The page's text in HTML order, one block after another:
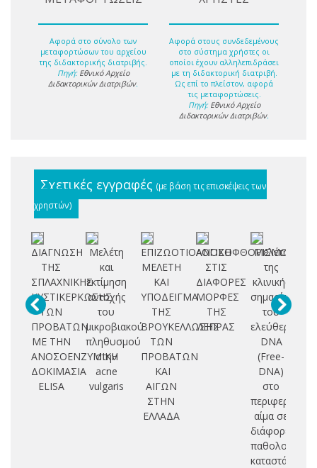
Αφορά στο σύνολο των
μεταφορτώσων του αρχείου
της διδακτορικής διατριβής.
Πηγή: Εθνικό Αρχείο
Διδακτορικών Διατριβών.
Αφορά στους συνδεδεμένους
στο σύστημα χρήστες οι
οποίοι έχουν αλληλεπιδράσει
με τη διδακτορική διατριβή.
Ως επί το πλείστον, αφορά
τις μεταφορτώσεις.
Πηγή: Εθνικό Αρχείο
Διδακτορικών Διατριβών.
Σχετικές εγγραφές (με βάση τις επισκέψεις των
χρηστών)
ΔΙΑΓΝΩΣΗ
ΤΗΣ
ΣΠΛΑΧΝΙΚΗΣ
ΚΥΣΤΙΚΕΡΚΩΣΗΣ
ΤΩΝ
ΠΡΟΒΑΤΩΝ
ΜΕ ΤΗΝ
ΑΝΟΣΟΕΝΖΥΜΙΚΗ
ΔΟΚΙΜΑΣΙΑ
ELISA
Μελέτη
και
εκτίμηση
αντοχής
του
μικροβιακού
πληθυσμού
στην
acne
vulgaris
ΕΠΙΖΩΟΤΙΟΛΟΓΙΚΗ
ΜΕΛΕΤΗ
ΚΑΙ
ΥΠΟΔΕΙΓΜΑ
ΤΗΣ
ΒΡΟΥΚΕΛΛΩΣΗΣ
ΤΩΝ
ΠΡΟΒΑΤΩΝ
ΚΑΙ
ΑΙΓΩΝ
ΣΤΗΝ
ΕΛΛΑΔΑ
ΑΝΟΣΟΦΘΟΡΙΣΜΟΣ
ΣΤΙΣ
ΔΙΑΦΟΡΕΣ
ΜΟΡΦΕΣ
ΤΗΣ
ΛΕΠΡΑΣ
Μελέτη
της
κλινικής
σημασίας
του
ελεύθερου
DNA
(Free-
DNA)
στο
περιφερικό
αίμα σε
διάφορες
παθολογικές
καταστάσεις